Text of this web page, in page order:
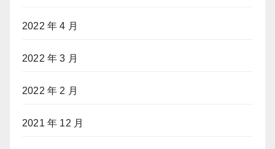
2022 年 4 月
2022 年 3 月
2022 年 2 月
2021 年 12 月